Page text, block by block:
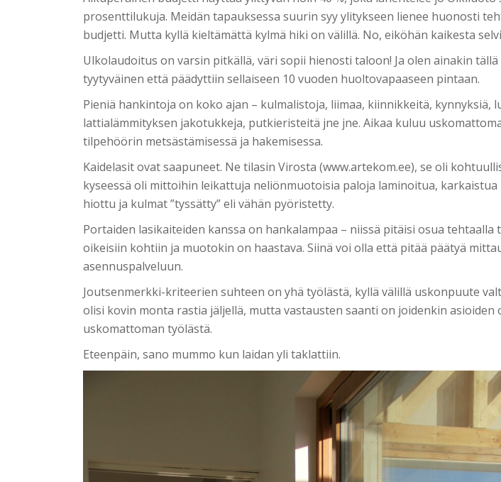
prosenttilukuja. Meidän tapauksessa suurin syy ylitykseen lienee huonosti
budjetti. Mutta kyllä kieltämättä kylmä hiki on välillä. No, eiköhän kaikesta
Ulkolaudoitus on varsin pitkällä, väri sopii hienosti taloon! Ja olen ainakin
tyytyväinen että päädyttiin sellaiseen 10 vuoden huoltovapaaseen pintaan.
Pieniä hankintoja on koko ajan – kulmalistoja, liimaa, kiinnikkeitä, kynnyksiä,
lattialämmityksen jakotukkeja, putkieristeitä jne jne. Aikaa kuluu
tilpehöörin metsästämisessä ja hakemisessa.
Kaidelasit ovat saapuneet. Ne tilasin Virosta (www.artekom.ee), se oli
kyseessä oli mittoihin leikattuja neliönmuotoisia paloja laminoitua, karkaistua
hiottu ja kulmat ”tyssätty” eli vähän pyöristetty.
Portaiden lasikaiteiden kanssa on hankalampaa – niissä pitäisi osua
oikeisiin kohtiin ja muotokin on haastava. Siinä voi olla että pitää päätyä
asennuspalveluun.
Joutsenmerkki-kriteerien suhteen on yhä työlästä, kyllä välillä uskonpuute
olisi kovin monta rastia jäljellä, mutta vastausten saanti on joidenkin asioiden
uskomattoman työlästä.
Eteenpäin, sano mummo kun laidan yli taklattiin.